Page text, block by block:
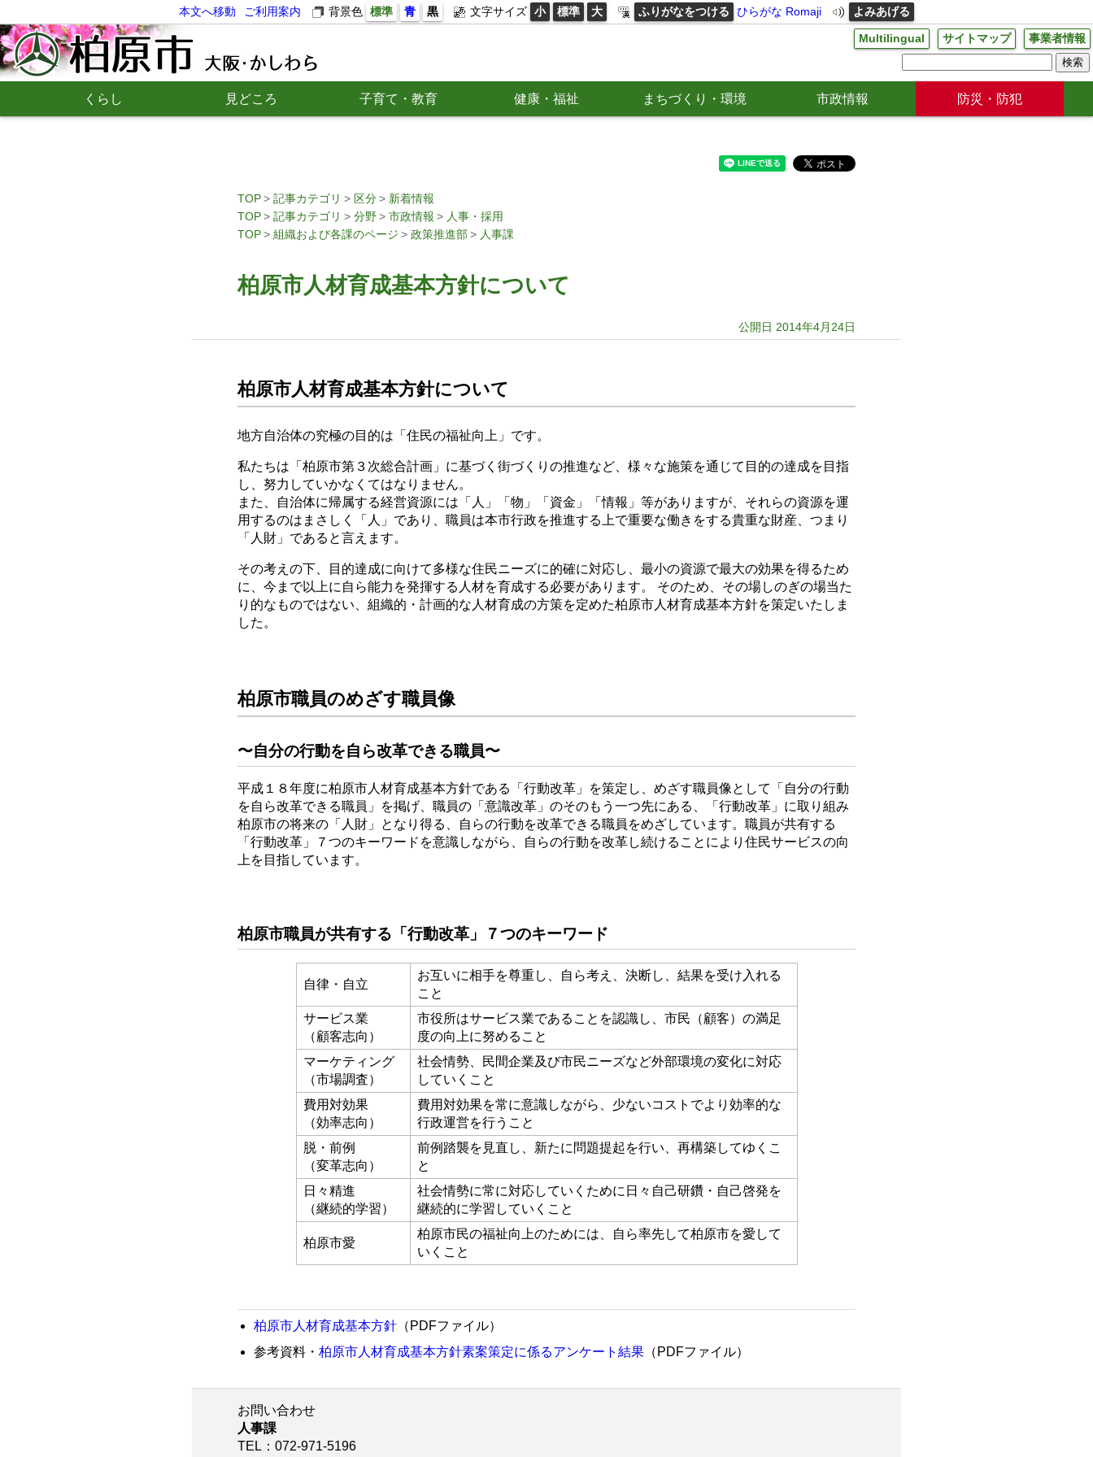
本文へ移動 ご利用案内 背景色 標準 青 黒 文字サイズ 小 標準 大 ふりがなをつける ひらがな Romaji よみあげる
Multilingual サイトマップ 事業者情報
くらし 見どころ 子育て・教育 健康・福祉 まちづくり・環境 市政情報 防災・防犯
TOP 記事カテゴリ 区分
新着情報
TOP
記事カテゴリ 分野 市政情報
人事・採用
TOP
組織および各課のページ 政策推進部 人事課
柏原市人材育成基本方針について
公開日 2014年4月24日
柏原市人材育成基本方針について
地方自治体の究極の目的は「住民の福祉向上」です。
私たちは「柏原市第３次総合計画」に基づく街づくりの推進など、様々な施策を通じて目的の達成を目指
し、努力していかなくてはなりません。
また、自治体に帰属する経営資源には「人」「物」「資金」「情報」等がありますが、それらの資源を運
用するのはまさしく「人」であり、職員は本市行政を推進する上で重要な働きをする貴重な財産、つまり
「人財」であると言えます。
その考えの下、目的達成に向けて多様な住民ニーズに的確に対応し、最小の資源で最大の効果を得るため
に、今まで以上に自ら能力を発揮する人材を育成する必要があります。 そのため、その場しのぎの場当た
り的なものではない、組織的・計画的な人材育成の方策を定めた柏原市人材育成基本方針を策定いたしま
した。
柏原市職員のめざす職員像
〜自分の行動を自ら改革できる職員〜
平成１８年度に柏原市人材育成基本方針である「行動改革」を策定し、めざす職員像として「自分の行動
を自ら改革できる職員」を掲げ、職員の「意識改革」のそのもう一つ先にある、「行動改革」に取り組み
柏原市の将来の「人財」となり得る、自らの行動を改革できる職員をめざしています。職員が共有する
「行動改革」７つのキーワードを意識しながら、自らの行動を改革し続けることにより住民サービスの向
上を目指しています。
柏原市職員が共有する「行動改革」７つのキーワード
自律・自立
お互いに相手を尊重し、自ら考え、決断し、結果を受け入れる
こと
サービス業
（顧客志向）
市役所はサービス業であることを認識し、市民（顧客）の満足
度の向上に努めること
マーケティング
（市場調査）
社会情勢、民間企業及び市民ニーズなど外部環境の変化に対応
していくこと
費用対効果
（効率志向）
費用対効果を常に意識しながら、少ないコストでより効率的な
行政運営を行うこと
脱・前例
（変革志向）
前例踏襲を見直し、新たに問題提起を行い、再構築してゆくこ
と
日々精進
（継続的学習）
社会情勢に常に対応していくために日々自己研鑽・自己啓発を
継続的に学習していくこと
柏原市愛
柏原市民の福祉向上のためには、自ら率先して柏原市を愛して
いくこと
柏原市人材育成基本方針 （PDFファイル）
参考資料・ 柏原市人材育成基本方針素案策定に係るアンケート結果 （PDFファイル）
お問い合わせ
人事課
TEL ：072-971-5196